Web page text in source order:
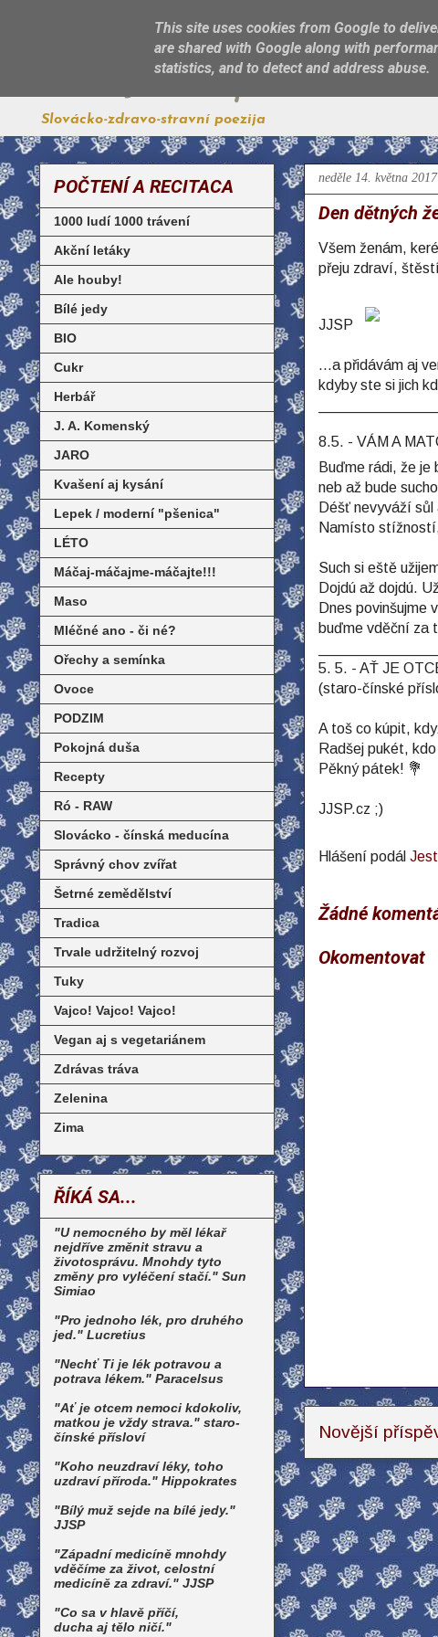
Jest, jak sa patří
Slovácko-zdravo-stravní poezija
neděle 14. května 2017
Den dětných
Všem ženám,
přeju zdraví,
JJSP
...a přidávám aj
kdyby ste si jich
8.5. - VÁM A
Buďme rádi, že je
neb až bude
Déšť nevyváží sůl
Namísto
Such si eště
Dojdú až dojdú.
Dnes povinšujme
buďme vděční za
5. 5. - AŤ JE
(staro-čínské
A toš co kúpit,
Radšej pukét,
Pěkný pátek! 💐
JJSP.cz ;)
Hlášení podál
Žádné
Okomentovat
Novější
POČTENÍ A RECITACA
1000 ludí 1000 trávení
Akční letáky
Ale houby!
Bílé jedy
BIO
Cukr
Herbář
J. A. Komenský
JARO
Kvašení aj kysání
Lepek / moderní "pšenica"
LÉTO
Máčaj-máčajme-máčajte!!!
Maso
Mléčné ano - či né?
Ořechy a semínka
Ovoce
PODZIM
Pokojná duša
Recepty
Ró - RAW
Slovácko - čínská meducína
Správný chov zvířat
Šetrné zemědělství
Tradica
Trvale udržitelný rozvoj
Tuky
Vajco! Vajco! Vajco!
Vegan aj s vegetariánem
Zdrávas tráva
Zelenina
Zima
ŘÍKÁ SA...
"U nemocného by měl lékař
nejdříve změnit stravu a
životosprávu. Mnohdy tyto
změny pro vyléčení stačí." Sun
Simiao
"Pro jednoho lék, pro druhého
jed." Lucretius
"Nechť Ti je lék potravou a
potrava lékem." Paracelsus
"Ať je otcem nemoci kdokoliv,
matkou je vždy strava." staro-
čínské přísloví
"Koho neuzdraví léky, toho
uzdraví příroda." Hippokrates
"Bílý muž sejde na bílé jedy."
JJSP
"Západní medicíně mnohdy
vděčíme za život, celostní
medicíně za zdraví." JJSP
"Co sa v hlavě příčí,
ducha aj tělo ničí."
This site uses cookies from Google to
are shared with Google along with
statistics, and to detect and address abuse.